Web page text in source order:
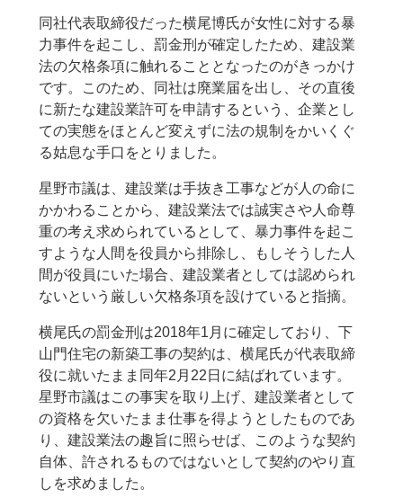
同社代表取締役だった横尾博氏が女性に対する暴
力事件を起こし、罰金刑が確定したため、建設業
法の欠格条項に触れることとなったのがきっかけ
です。このため、同社は廃業届を出し、その直後
に新たな建設業許可を申請するという、企業とし
ての実態をほとんど変えずに法の規制をかいくぐ
る姑息な手口をとりました。
星野市議は、建設業は手抜き工事などが人の命に
かかわることから、建設業法では誠実さや人命尊
重の考え求められているとして、暴力事件を起こ
すような人間を役員から排除し、もしそうした人
間が役員にいた場合、建設業者としては認められ
ないという厳しい欠格条項を設けていると指摘。
横尾氏の罰金刑は2018年1月に確定しており、下
山門住宅の新築工事の契約は、横尾氏が代表取締
役に就いたまま同年2月22日に結ばれています。
星野市議はこの事実を取り上げ、建設業者として
の資格を欠いたまま仕事を得ようとしたものであ
り、建設業法の趣旨に照らせば、このような契約
自体、許されるものではないとして契約のやり直
しを求めました。